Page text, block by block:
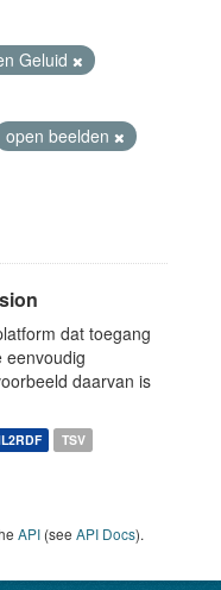
Geluid
open beelden
dat toegang
eenvoudig
daarvan is
TSV
API (see API Docs).